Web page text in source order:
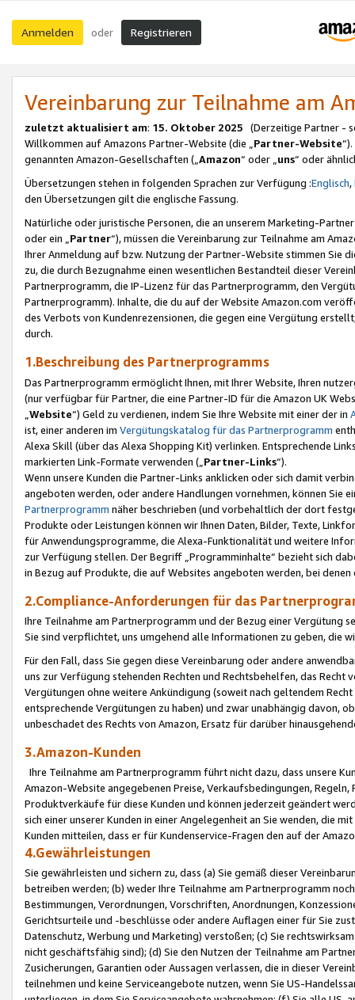
Anmelden oder Registrieren
Vereinbarung zur Teilnahme am
zuletzt aktualisiert am: 15. Oktober 2025 (Derzeitige Partner -
Willkommen auf Amazons Partner-Website (die „Partner-Website
genannten Amazon-Gesellschaften („Amazon“ oder „uns“ oder
Übersetzungen stehen in folgenden Sprachen zur Verfügung :Englisch,
den Übersetzungen gilt die englische Fassung.
Natürliche oder juristische Personen, die an unserem Marketing-
oder ein „Partner“), müssen die Vereinbarung zur Teilnahme am
Ihrer Anmeldung auf bzw. Nutzung der Partner-Website stimmen Sie
zu, die durch Bezugnahme einen wesentlichen Bestandteil dieser
Partnerprogramm, die IP-Lizenz für das Partnerprogramm, den
Partnerprogramm). Inhalte, die du auf der Website Amazon.com
des Verbots von Kundenrezensionen, die gegen eine Vergütung
durch.
1.Beschreibung des Partnerprogramms
Das Partnerprogramm ermöglicht Ihnen, mit Ihrer Website, Ihren
(nur verfügbar für Partner, die eine Partner-ID für die Amazon UK
Website“) Geld zu verdienen, indem Sie Ihre Website mit einer der in
ist, einer anderen im Vergütungskatalog für das Partnerprogramm
Alexa Skill (über das Alexa Shopping Kit) verlinken. Entsprechende
markierten Link-Formate verwenden („ Partner-Links“).
Wenn unsere Kunden die Partner-Links anklicken oder sich damit
angeboten werden, oder andere Handlungen vornehmen, können Sie
Partnerprogramm näher beschrieben (und vorbehaltlich der dort
Produkte oder Leistungen können wir Ihnen Daten, Bilder, Texte,
für Anwendungsprogramme, die Alexa-Funktionalität und weitere
zur Verfügung stellen. Der Begriff „Programminhalte“ bezieht sich
in Bezug auf Produkte, die auf Websites angeboten werden, bei
2.Compliance-Anforderungen für das
Ihre Teilnahme am Partnerprogramm und der Bezug einer Vergütung
Sie sind verpflichtet, uns umgehend alle Informationen zu geben, die
Für den Fall, dass Sie gegen diese Vereinbarung oder andere
uns zur Verfügung stehenden Rechten und Rechtsbehelfen, das
Vergütungen ohne weitere Ankündigung (soweit nach geltendem
entsprechende Vergütungen zu haben) und zwar unabhängig davon,
unbeschadet des Rechts von Amazon, Ersatz für darüber
3.Amazon-Kunden
Ihre Teilnahme am Partnerprogramm führt nicht dazu, dass unsere
Amazon-Website angegebenen Preise, Verkaufsbedingungen,
Produktverkäufe für diese Kunden und können jederzeit geändert
sich einer unserer Kunden in einer Angelegenheit an Sie wenden, die
Kunden mitteilen, dass er für Kundenservice-Fragen den auf der
4.Gewährleistungen
Sie gewährleisten und sichern zu, dass (a) Sie gemäß dieser
betreiben werden; (b) weder Ihre Teilnahme am Partnerprogramm
Bestimmungen, Verordnungen, Vorschriften, Anordnungen,
Gerichtsurteile und -beschlüsse oder andere Auflagen einer für Sie
Datenschutz, Werbung und Marketing) verstoßen; (c) Sie
nicht geschäftsfähig sind); (d) Sie den Nutzen der Teilnahme am
Zusicherungen, Garantien oder Aussagen verlassen, die in dieser
teilnehmen und keine Serviceangebote nutzen, wenn Sie US-